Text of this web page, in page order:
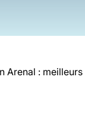
Arenal :